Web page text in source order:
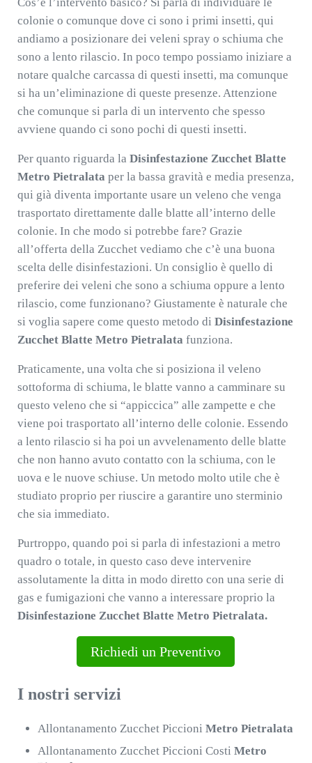
colonie o comunque dove ci sono i primi insetti, qui
andiamo a posizionare dei veleni spray o schiuma che
sono a lento rilascio. In poco tempo possiamo iniziare a
notare qualche carcassa di questi insetti, ma comunque
si ha un’eliminazione di queste presenze. Attenzione
che comunque si parla di un intervento che spesso
avviene quando ci sono pochi di questi insetti.
Per quanto riguarda la Disinfestazione Zucchet Blatte
Metro Pietralata per la bassa gravità e media presenza,
qui già diventa importante usare un veleno che venga
trasportato direttamente dalle blatte all’interno delle
colonie. In che modo si potrebbe fare? Grazie
all’offerta della Zucchet vediamo che c’è una buona
scelta delle disinfestazioni. Un consiglio è quello di
preferire dei veleni che sono a schiuma oppure a lento
rilascio, come funzionano? Giustamente è naturale che
si voglia sapere come questo metodo di Disinfestazione
Zucchet Blatte Metro Pietralata funziona.
Praticamente, una volta che si posiziona il veleno
sottoforma di schiuma, le blatte vanno a camminare su
questo veleno che si “appiccica” alle zampette e che
viene poi trasportato all’interno delle colonie. Essendo
a lento rilascio si ha poi un avvelenamento delle blatte
che non hanno avuto contatto con la schiuma, con le
uova e le nuove schiuse. Un metodo molto utile che è
studiato proprio per riuscire a garantire uno sterminio
che sia immediato.
Purtroppo, quando poi si parla di infestazioni a metro
quadro o totale, in questo caso deve intervenire
assolutamente la ditta in modo diretto con una serie di
gas e fumigazioni che vanno a interessare proprio la
Disinfestazione Zucchet Blatte Metro Pietralata.
Richiedi un Preventivo
I nostri servizi
Allontanamento Zucchet PiccioniMetro Pietralata
Allontanamento Zucchet Piccioni CostiMetro